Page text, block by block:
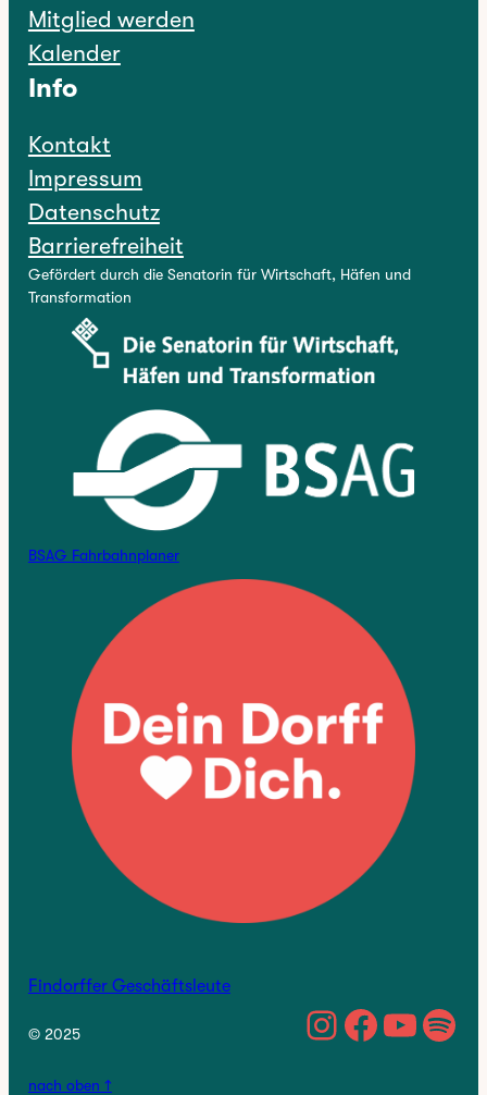
Mitglied werden
Kalender
Info
Kontakt
Impressum
Datenschutz
Barrierefreiheit
Gefördert durch die Senatorin für Wirtschaft, Häfen und
Transformation
BSAG Fahrbahnplaner
Findorffer Geschäftsleute
© 2025 https://
nach oben ↑